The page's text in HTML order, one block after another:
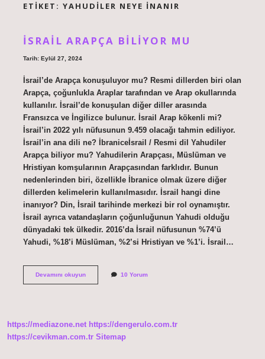
ETIKET: YAHUDILER NEYE INANIR
İSRAIL ARAPÇA BILIYOR MU
Tarih: Eylül 27, 2024
İsrail’de Arapça konuşuluyor mu? Resmi dillerden biri olan
Arapça, çoğunlukla Araplar tarafından ve Arap okullarında
kullanılır. İsrail’de konuşulan diğer diller arasında
Fransızca ve İngilizce bulunur. İsrail Arap kökenli mi?
İsrail’in 2022 yılı nüfusunun 9.459 olacağı tahmin ediliyor.
İsrail’in ana dili ne? İbraniceİsrail / Resmi dil Yahudiler
Arapça biliyor mu? Yahudilerin Arapçası, Müslüman ve
Hristiyan komşularının Arapçasından farklıdır. Bunun
nedenlerinden biri, özellikle İbranice olmak üzere diğer
dillerden kelimelerin kullanılmasıdır. İsrail hangi dine
inanıyor? Din, İsrail tarihinde merkezi bir rol oynamıştır.
İsrail ayrıca vatandaşların çoğunluğunun Yahudi olduğu
dünyadaki tek ülkedir. 2016’da İsrail nüfusunun %74’ü
Yahudi, %18’i Müslüman, %2’si Hristiyan ve %1’i. İsrail…
Devamını okuyunİSrail
10 Yorum
https://mediazone.net https://dengerulo.com.tr
https://cevikman.com.tr Sitemap